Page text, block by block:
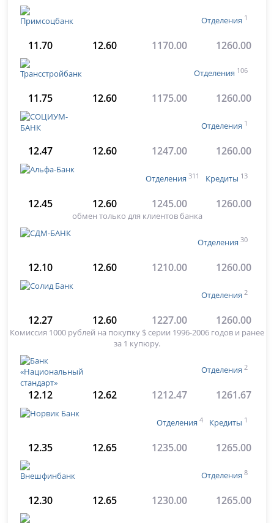
Отделения 1
11.70 12.60 1170.00 1260.00
Отделения 106
11.75 12.60 1175.00 1260.00
Отделения 1
12.47 12.60 1247.00 1260.00
Отделения 311 Кредиты 13
12.45 12.60 1245.00 1260.00
обмен только для клиентов банка
Отделения 30
12.10 12.60 1210.00 1260.00
Отделения 2
12.27 12.60 1227.00 1260.00
Комиссия 1000 рублей на покупку $ серии 1996-2006 годов и ранее
за 1 купюру.
Отделения 2
12.12 12.62 1212.47 1261.67
Отделения 4 Кредиты 1
12.35 12.65 1235.00 1265.00
Отделения 8
12.30 12.65 1230.00 1265.00